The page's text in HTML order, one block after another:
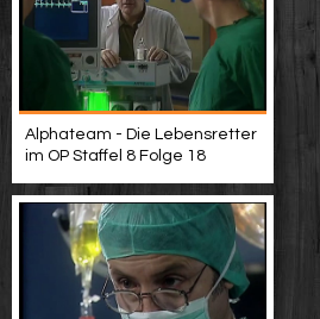
Alphateam - Die Lebensretter
im OP Staffel 8 Folge 18